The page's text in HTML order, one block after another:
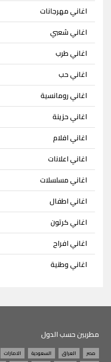
اغاني مهرجانات
اغاني شعبي
اغاني طرب
اغاني حب
اغاني رومانسية
اغاني حزينة
اغاني افلام
اغاني اعلانات
اغاني مسلسلات
اغاني اطفال
اغاني كرتون
اغاني افراح
اغاني وطنية
مطربين حسب الدول
مصر العراق السعودية الامارات